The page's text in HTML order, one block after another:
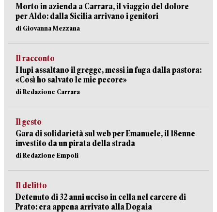
Morto in azienda a Carrara, il viaggio del dolore
per Aldo: dalla Sicilia arrivano i genitori
di Giovanna Mezzana
Il racconto
I lupi assaltano il gregge, messi in fuga dalla pastora:
«Così ho salvato le mie pecore»
di Redazione Carrara
Il gesto
Gara di solidarietà sul web per Emanuele, il 18enne
investito da un pirata della strada
di Redazione Empoli
Il delitto
Detenuto di 32 anni ucciso in cella nel carcere di
Prato: era appena arrivato alla Dogaia